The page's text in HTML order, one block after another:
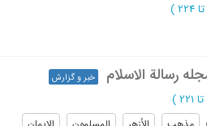
)
رسالة الاسلام خبر و گزارش
)